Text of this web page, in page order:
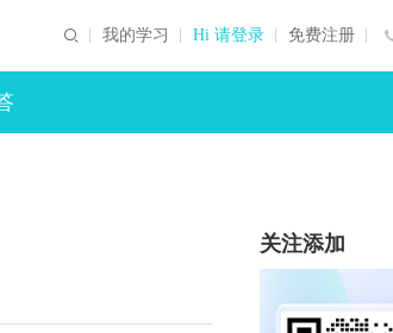
我的学习 Hi 请登录 免费注册
关注添加